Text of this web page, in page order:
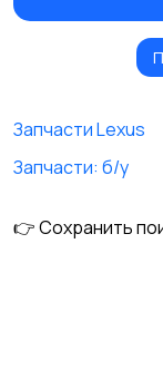
Масла и
инструменты
Запчасти Lexus
Запчасти: б/у
👉 Сохранить